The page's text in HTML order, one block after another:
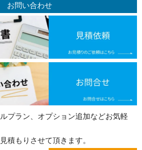
お問い合わせ
プラン、オプション追加などお気軽
積もりさせて頂きます。